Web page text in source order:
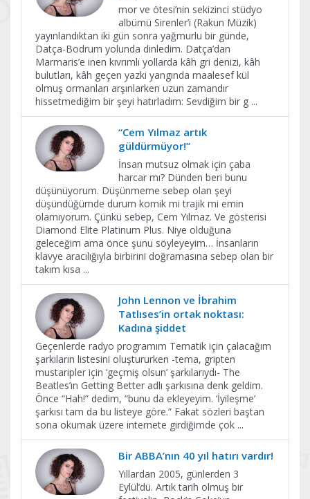
mor ve ötesi’nin sekizinci stüdyo
albümü Sirenler’i (Rakun Müzik)
yayınlandıktan iki gün sonra yağmurlu bir günde,
Datça-Bodrum yolunda dinledim. Datça’dan
Marmaris’e inen kıvrımlı yollarda kâh gri denizi, kâh
bulutları, kâh geçen yazki yangında maalesef kül
olmuş ormanları arşınlarken uzun zamandır
hissetmediğim bir şeyi hatırladım: Sevdiğim bir g ...
“Cem Yılmaz artık
güldürmüyor!”
İnsan mutsuz olmak için çaba
harcar mı? Dünden beri bunu
düşünüyorum. Düşünmeme sebep olan şeyi
düşündüğümde durum komik mi trajik mi emin
olamıyorum. Çünkü sebep, Cem Yılmaz. Ve gösterisi
Diamond Elite Platinum Plus. Niye olduğuna
geleceğim ama önce şunu söyleyeyim… İnsanların
klavye aracılığıyla birbirini doğramasına sebep olan bir
takım kısa ...
John Lennon ve İbrahim
Tatlıses’in ortak noktası:
Kadına şiddet
Geçenlerde radyo programım Tematik için çalacağım
şarkıların listesini oluştururken -tema, gripten
mustaripler için ‘geçmiş olsun’ şarkılarıydı- The
Beatles’ın Getting Better adlı şarkısına denk geldim.
Önce “Hah!” dedim, “bunu da ekleyeyim. ‘İyileşme’
şarkısı tam da bu listeye göre.” Fakat sözleri baştan
sona okumak üzere internete girdiğimde çok ...
Bir ABBA’nın 40 yıl hatırı vardır!
Yıllardan 2005, günlerden 3
Eylül’dü. Artık tarih olmuş bir